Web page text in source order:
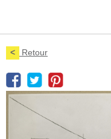
< Retour